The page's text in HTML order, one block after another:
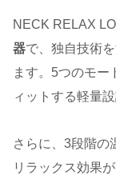
NECK RELAX
器で、独自技術
ます。5つのモー
ィットする軽量
さらに、3段階の
リラックス効果